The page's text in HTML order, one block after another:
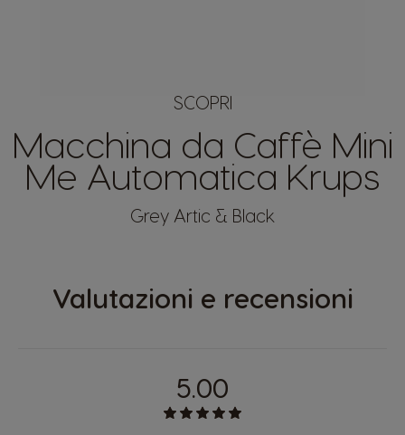
SCOPRI
Macchina da Caffè Mini
Me Automatica Krups
Grey Artic & Black
Valutazioni e recensioni
5.00